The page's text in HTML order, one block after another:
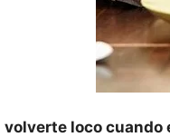
volverte loco cuando